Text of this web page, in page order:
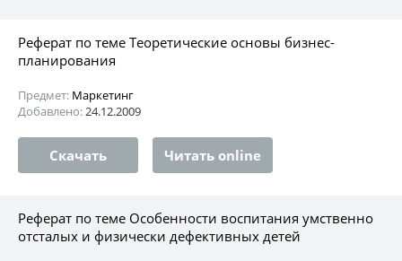
Реферат по теме Теоретические основы бизнес-
планирования
Предмет: Маркетинг
Добавлено:24.12.2009
Скачать Читать online
Реферат по теме Особенности воспитания умственно
отсталых и физически дефективных детей